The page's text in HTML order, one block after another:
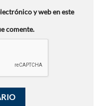
y web en este
comente.